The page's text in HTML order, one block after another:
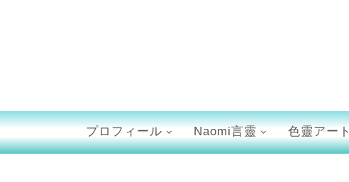
プロフィール Naomi言靈 色靈アート